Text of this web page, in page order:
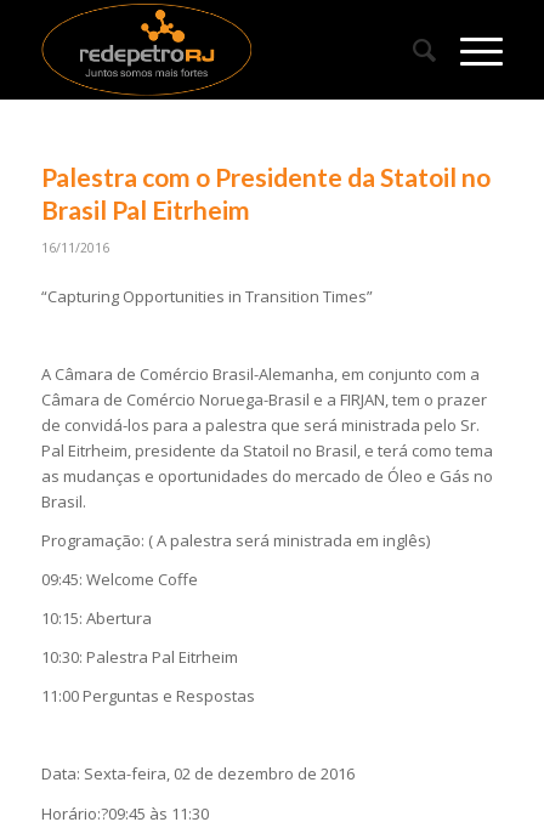
Palestra com o Presidente da Statoil no
Brasil Pal Eitrheim
16/11/2016
“Capturing Opportunities in Transition Times”
A Câmara de Comércio Brasil-Alemanha, em conjunto com a
Câmara de Comércio Noruega-Brasil e a FIRJAN, tem o prazer
de convidá-los para a palestra que será ministrada pelo Sr.
Pal Eitrheim, presidente da Statoil no Brasil, e terá como tema
as mudanças e oportunidades do mercado de Óleo e Gás no
Brasil.
Programação: ( A palestra será ministrada em inglês)
09:45: Welcome Coffe
10:15: Abertura
10:30: Palestra Pal Eitrheim
11:00 Perguntas e Respostas
Data: Sexta-feira, 02 de dezembro de 2016
Horário:?09:45 às 11:30